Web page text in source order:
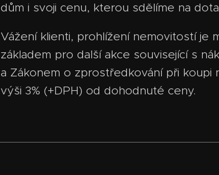
dům i svoji cenu, kterou sdělíme na
Vážení klienti, prohlížení nemovitostí je
základem pro další akce související s
a Zákonem o zprostředkování při koupi
výši 3% (+DPH) od dohodnuté ceny.